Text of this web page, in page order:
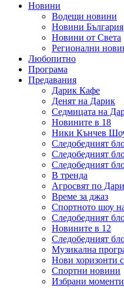
Новини
Водещи новини
Новини България
Новини от Света
Регионални
Любопитно
Програма
Предавания
Дарик Кафе
Денят на Дарик
Седмицата на
Новините в 18
Ники Кънчев
Следобедният
Следобедният
Следобедният
В тренда
Агросвят по
Време за джаз
Спортното шоу
Следобедният
Новините в 12
Следобедният
Музикална
Нови хоризонти
Спортни новини
Избрани